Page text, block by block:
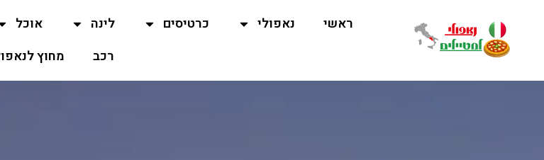
ראשי נאפולי כרטיסים לינה אוכל
רכב
מחוץ